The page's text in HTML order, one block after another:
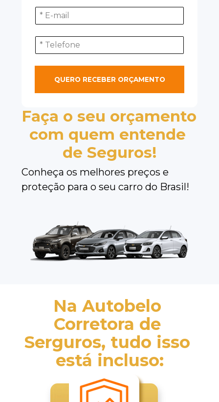
QUERO RECEBER ORÇAMENTO
Faça o seu orçamento
com quem entende
de Seguros!
Conheça os melhores preços e
proteção para o seu carro do Brasil!
Na Autobelo
Corretora de
Serguros, tudo isso
está incluso: